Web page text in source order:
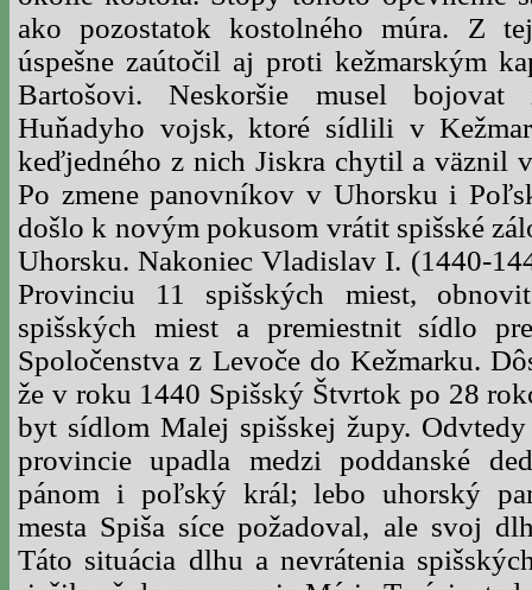
ako pozostatok kostolného múra. Z
úspešne zaútočil aj proti kežmarským
Bartošovi. Neskoršie musel
Huňadyho vojsk, ktoré sídlili v
keďjedného z nich Jiskra chytil a väznil
Po zmene panovníkov v Uhorsku i
došlo k novým pokusom vrátit spišské
Uhorsku. Nakoniec Vladislav I. (1440-
Provinciu 11 spišských miest,
spišských miest a premiestnit sídlo
Spoločenstva z Levoče do Kežmarku.
že v roku 1440 Spišský Štvrtok po 28
byt sídlom Malej spišskej župy.
provincie upadla medzi poddanské
pánom i poľský král; lebo uhorský
mesta Spiša síce požadoval, ale svoj
Táto situácia dlhu a nevrátenia